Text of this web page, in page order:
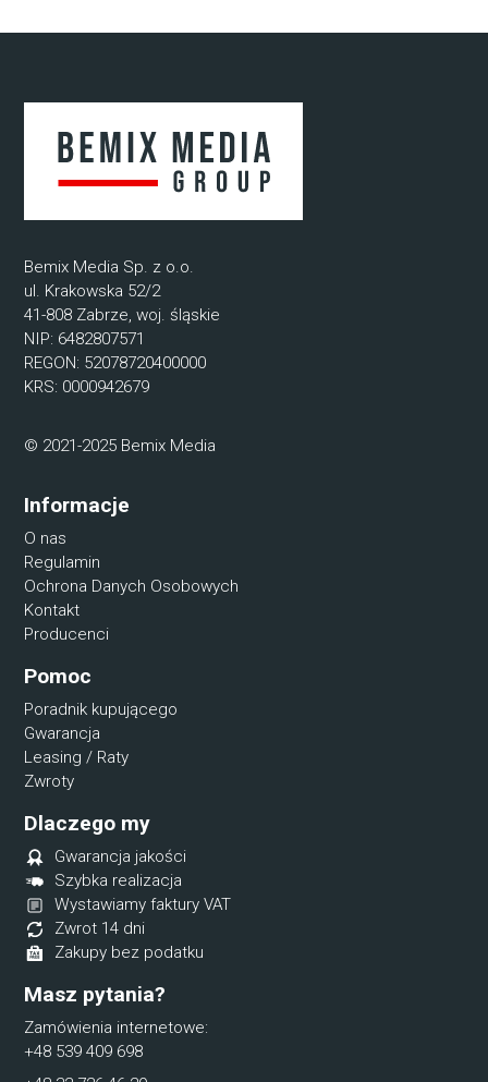
Bemix Media Sp. z o.o.
ul. Krakowska 52/2
41-808 Zabrze, woj. śląskie
NIP: 6482807571
REGON: 52078720400000
KRS: 0000942679
© 2021-2025 Bemix Media
Informacje
O nas
Regulamin
Ochrona Danych Osobowych
Kontakt
Producenci
Pomoc
Poradnik kupującego
Gwarancja
Leasing / Raty
Zwroty
Dlaczego my
Gwarancja jakości
Szybka realizacja
Wystawiamy faktury VAT
Zwrot 14 dni
Zakupy bez podatku
Masz pytania?
Zamówienia internetowe:
+48 539 409 698